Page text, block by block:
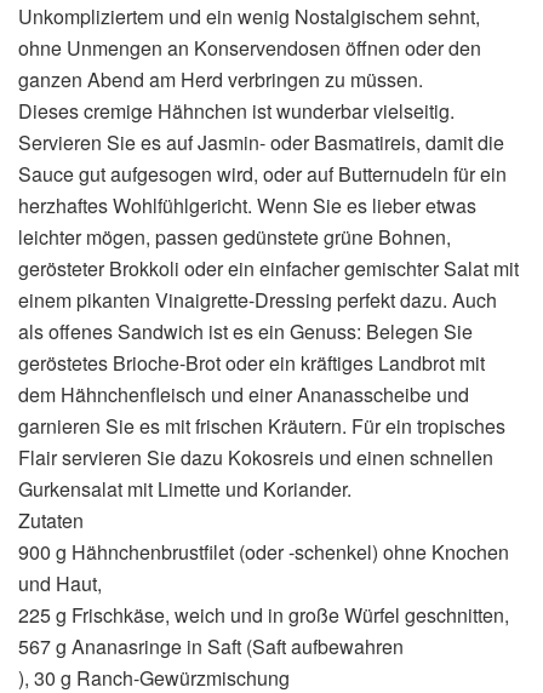
Unkompliziertem und ein wenig Nostalgischem sehnt,
ohne Unmengen an Konservendosen öffnen oder den
ganzen Abend am Herd verbringen zu müssen.
Dieses cremige Hähnchen ist wunderbar vielseitig.
Servieren Sie es auf Jasmin- oder Basmatireis, damit die
Sauce gut aufgesogen wird, oder auf Butternudeln für ein
herzhaftes Wohlfühlgericht. Wenn Sie es lieber etwas
leichter mögen, passen gedünstete grüne Bohnen,
gerösteter Brokkoli oder ein einfacher gemischter Salat mit
einem pikanten Vinaigrette-Dressing perfekt dazu. Auch
als offenes Sandwich ist es ein Genuss: Belegen Sie
geröstetes Brioche-Brot oder ein kräftiges Landbrot mit
dem Hähnchenfleisch und einer Ananasscheibe und
garnieren Sie es mit frischen Kräutern. Für ein tropisches
Flair servieren Sie dazu Kokosreis und einen schnellen
Gurkensalat mit Limette und Koriander.
Zutaten
900 g Hähnchenbrustfilet (oder -schenkel) ohne Knochen
und Haut,
225 g Frischkäse, weich und in große Würfel geschnitten,
567 g Ananasringe in Saft (Saft aufbewahren
), 30 g Ranch-Gewürzmischung